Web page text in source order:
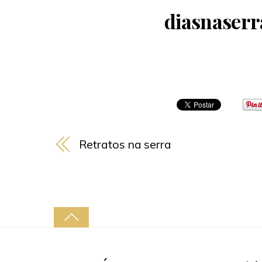
Retratos na serra